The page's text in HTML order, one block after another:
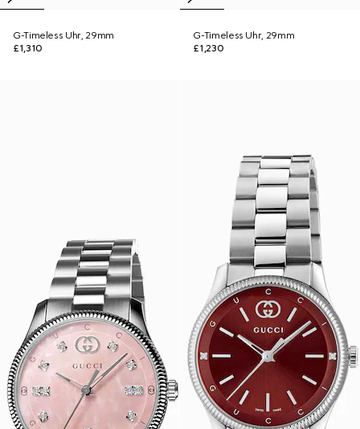
G-Timeless Uhr, 29mm
£1,310
G-Timeless Uhr, 29mm
£1,230